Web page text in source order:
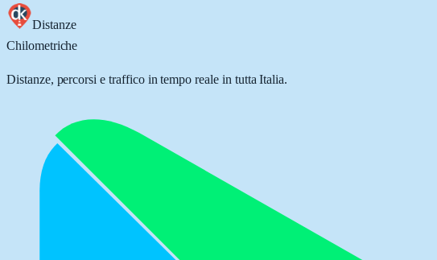
Distanze
Chilometriche
Distanze, percorsi e traffico in tempo reale in tutta Italia.